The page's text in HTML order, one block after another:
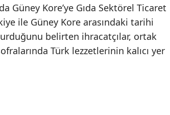
Güney Kore’ye Gıda Sektörel Ticaret
ile Güney Kore arasındaki tarihi
belirten ihracatçılar, ortak
Türk lezzetlerinin kalıcı yer